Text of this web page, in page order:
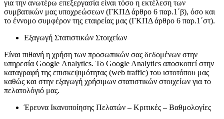
για την ανωτέρω επεξεργασία είναι τόσο η εκτέλεση των
συμβατικών μας υποχρεώσεων (ΓΚΠΔ άρθρο 6 παρ.1΄β), όσο και
το έννομο συμφέρον της εταιρείας μας (ΓΚΠΔ άρθρο 6 παρ.1΄στ).
Εξαγωγή Στατιστικών Στοιχείων
Είναι πιθανή η χρήση των προσωπικών σας δεδομένων στην
υπηρεσία Google Analytics. Το Google Analytics αποσκοπεί στην
καταγραφή της επισκεψιμότητας (web traffic) του ιστοτόπου μας
καθώς και στην εξαγωγή χρήσιμων στατιστικών στοιχείων για το
πελατολόγιό μας.
Έρευνα Ικανοποίησης Πελατών – Κριτικές – Βαθμολογίες